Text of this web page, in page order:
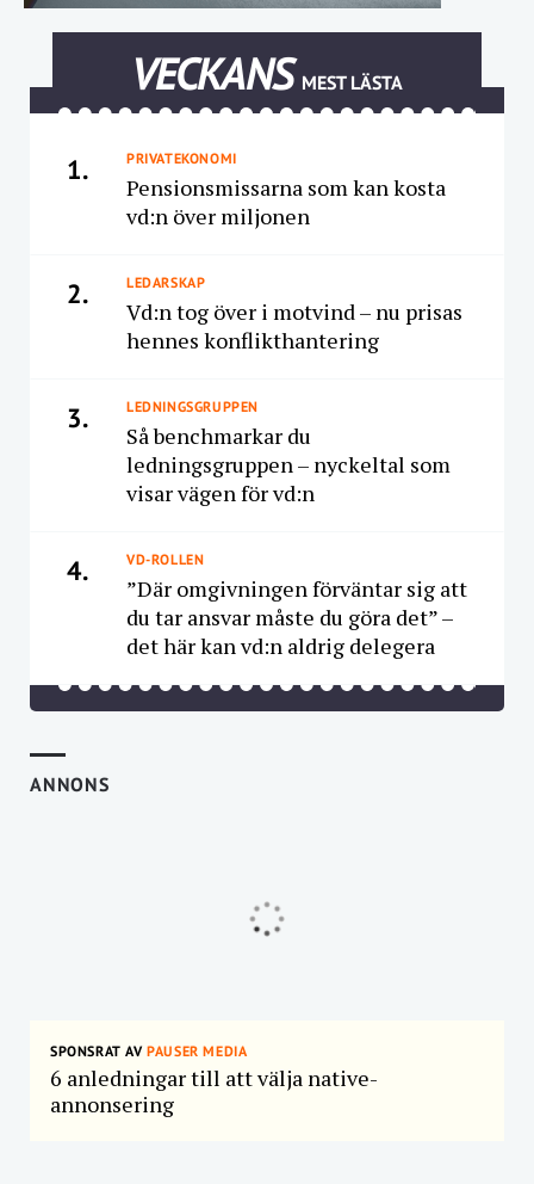
VECKANS MEST LÄSTA
1. PRIVATEKONOMI
Pensionsmissarna som kan kosta
vd:n över miljonen
2. LEDARSKAP
Vd:n tog över i motvind – nu prisas
hennes konflikthantering
3. LEDNINGSGRUPPEN
Så benchmarkar du
ledningsgruppen – nyckeltal som
visar vägen för vd:n
4. VD-ROLLEN
”Där omgivningen förväntar sig att
du tar ansvar måste du göra det” –
det här kan vd:n aldrig delegera
ANNONS
SPONSRAT AVPAUSER MEDIA
6 anledningar till att välja native-
annonsering